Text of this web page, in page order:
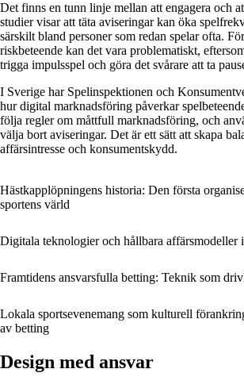
Det finns en tunn linje mellan att engagera och
studier visar att täta aviseringar kan öka
särskilt bland personer som redan spelar ofta.
riskbeteende kan det vara problematiskt,
trigga impulsspel och göra det svårare att ta
I Sverige har Spelinspektionen och
hur digital marknadsföring påverkar
följa regler om måttfull marknadsföring, och
välja bort aviseringar. Det är ett sätt att skapa
affärsintresse och konsumentskydd.
Hästkapplöpningens historia: Den första
sportens värld
Digitala teknologier och hållbara affärsmodeller
Framtidens ansvarsfulla betting: Teknik som
Lokala sportsevenemang som kulturell
av betting
Design med ansvar